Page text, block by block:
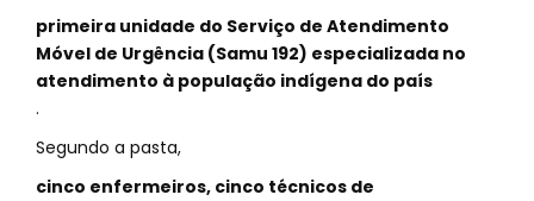
primeira unidade do Serviço de Atendimento
Móvel de Urgência (Samu 192) especializada no
atendimento à população indígena do país
.
Segundo a pasta,
cinco enfermeiros, cinco técnicos de